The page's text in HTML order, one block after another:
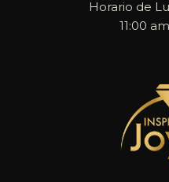
Horario de
11:00